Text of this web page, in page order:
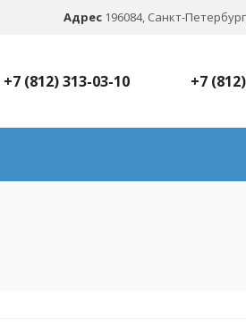
Адрес 196084, Санкт-
+7
+7 (812) 313-03-10